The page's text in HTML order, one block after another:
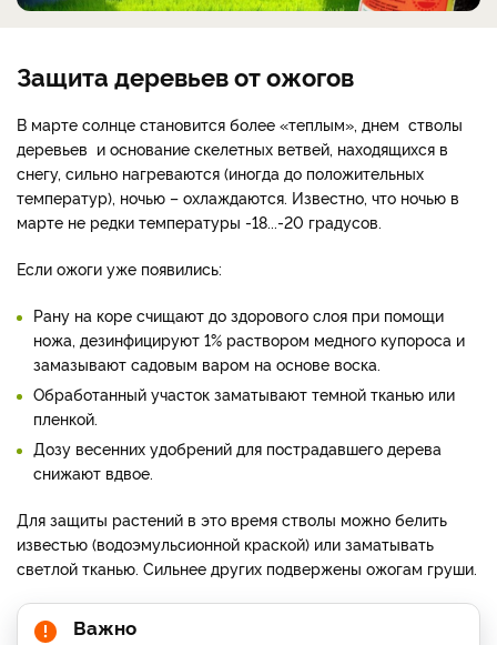
Защита деревьев от ожогов
В марте солнце становится более «теплым», днем стволы
деревьев и основание скелетных ветвей, находящихся в
снегу, сильно нагреваются (иногда до положительных
температур), ночью – охлаждаются. Известно, что ночью в
марте не редки температуры -18...-20 градусов.
Если ожоги уже появились:
Рану на коре счищают до здорового слоя при помощи
ножа, дезинфицируют 1% раствором медного купороса и
замазывают садовым варом на основе воска.
Обработанный участок заматывают темной тканью или
пленкой.
Дозу весенних удобрений для пострадавшего дерева
снижают вдвое.
Для защиты растений в это время стволы можно белить
известью (водоэмульсионной краской) или заматывать
светлой тканью. Сильнее других подвержены ожогам груши.
Важно